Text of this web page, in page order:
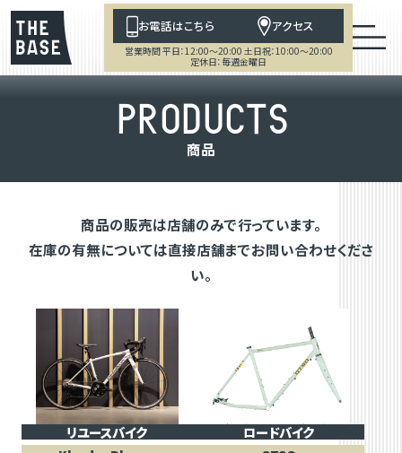
お電話はこちら アクセス
営業時間 平日：12:00～20:00 土日祝：10:00～20:00
定休日：毎週金曜日
PRODUCTS
商品
商品の販売は店舗のみで行っています。
在庫の有無については直接店舗までお問い合わせくださ
い。
リユースバイク
ロードバイク